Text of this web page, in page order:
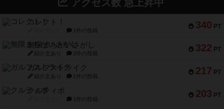
アクセス数 急上昇中
340 PT
コレクト！
1件の投稿
322 PT
無限まちがいさがし
紹介文あり 2件の投稿
217 PT
ガルフストライク
紹介文あり 1件の投稿
203 PT
クルティボ
1件の投稿